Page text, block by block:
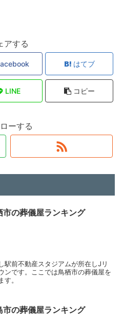
アする
はてブ
LINE コピー
ーする
市の葬儀屋ランキング
駅前不動産スタジアムが所在しJリ
ンです。ここでは鳥栖市の葬儀屋を
。
市の葬儀屋ランキング